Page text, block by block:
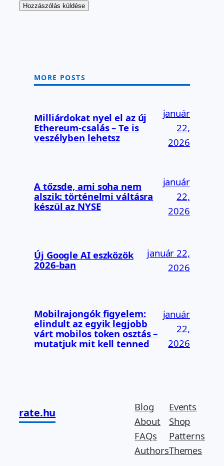
MORE POSTS
Milliárdokat nyel el az új
Ethereum-csalás – Te is
veszélyben lehetsz
január
22,
2026
A tőzsde, ami soha nem
alszik: történelmi váltásra
készül az NYSE
január
22,
2026
Új Google AI eszközök
2026-ban
január 22,
2026
Mobilrajongók figyelem:
elindult az egyik legjobb
várt mobilos token osztás –
mutatjuk mit kell tenned
január
22,
2026
rate.hu
Blog
About
FAQs
Authors
Events
Shop
Patterns
Themes